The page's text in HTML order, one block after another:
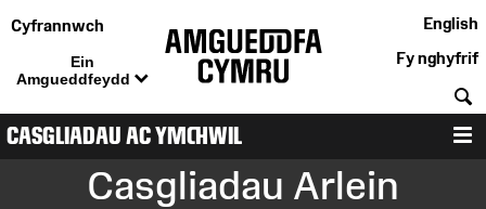
Cyfrannwch
Ein
Amgueddfeydd
English
Fy nghyfrif
CASGLIADAU AC YMCHWIL
Casgliadau Arlein